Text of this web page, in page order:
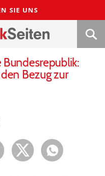
SIE UNS
Bezug zur